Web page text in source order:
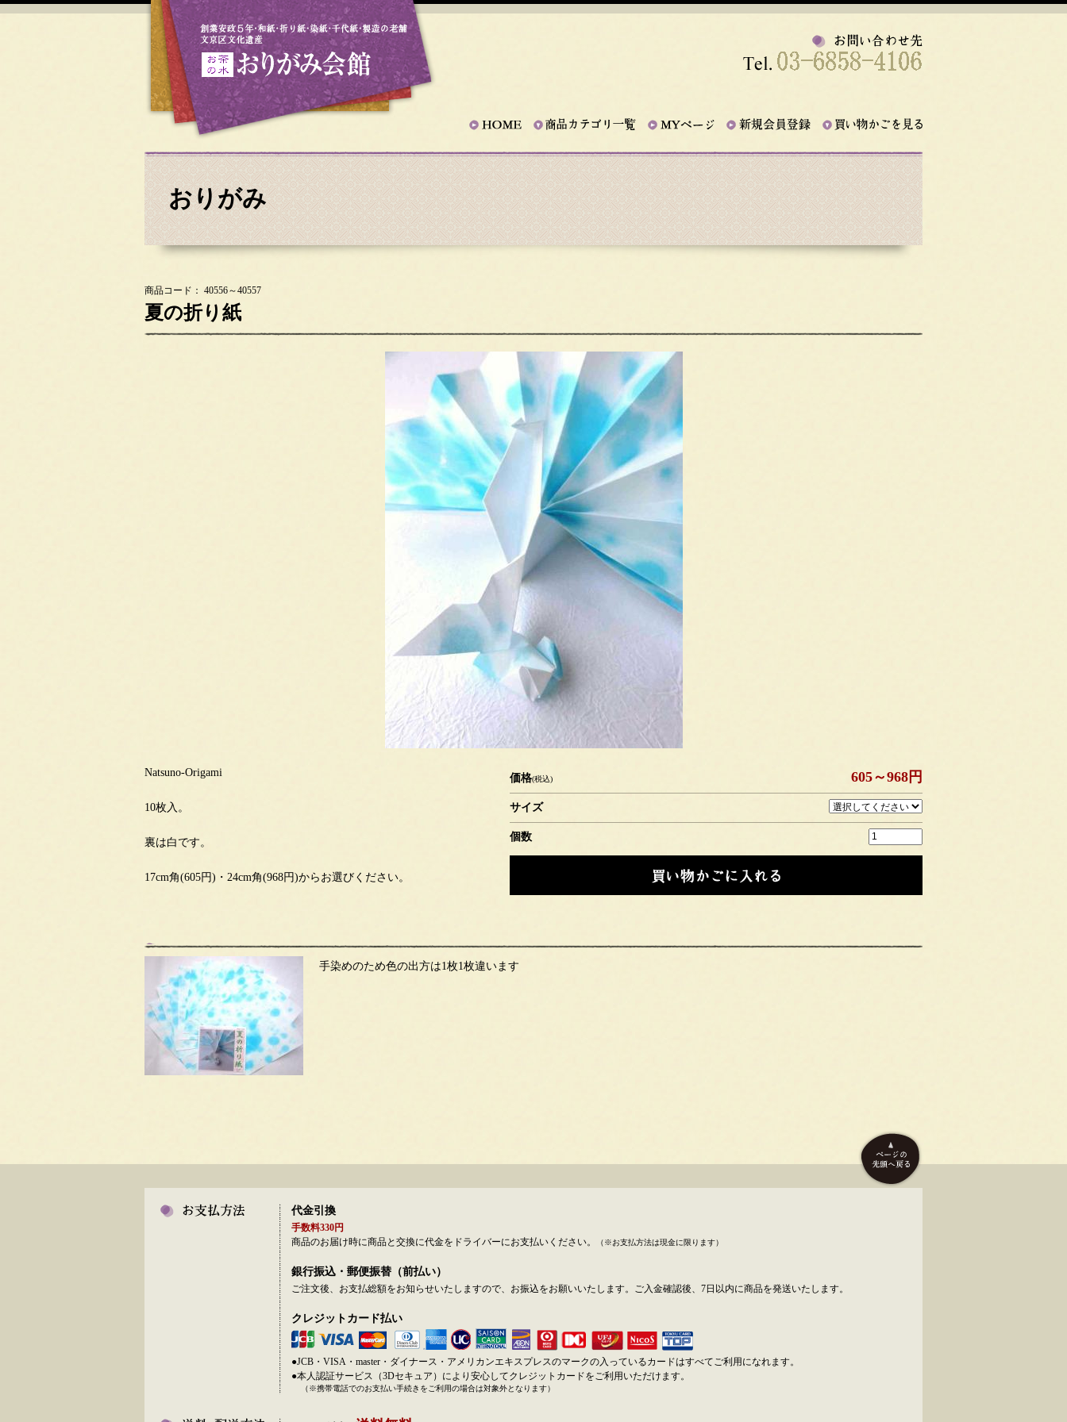
おりがみ
商品コード： 40556～40557
夏の折り紙
Natsuno-Origami
10枚入。
裏は白です。
17cm角(605円)・24cm角(968円)からお選びください。
価格(税込) 605～968円
サイズ
個数
手染めのため色の出方は1枚1枚違います
代金引換
手数料330円
商品のお届け時に商品と交換に代金をドライバーにお支払いください。
（※お支払方法は現金に限ります）
銀行振込・郵便振替（前払い）
ご注文後、お支払総額をお知らせいたしますので、お振込をお願いいたします。ご入金確認後、7日以内に商品を発送いたします。
クレジットカード払い
●JCB・VISA・master・ダイナース・アメリカンエキスプレスのマークの入っているカードはすべてご利用になれます。
●本人認証サービス（3Dセキュア）により安心してクレジットカードをご利用いただけます。
（※携帯電話でのお支払い手続きをご利用の場合は対象外となります）